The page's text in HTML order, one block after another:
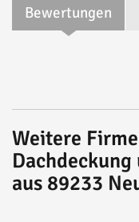
Bewertungen
Weitere
aus 89233